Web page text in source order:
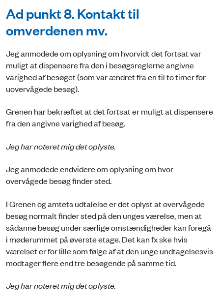
Ad punkt 8. Kontakt til
omverdenen mv.
Jeg anmodede om oplysning om hvorvidt det fortsat var
muligt at dispensere fra den i besøgsreglerne angivne
varighed af besøget (som var ændret fra en til to timer for
uovervågede besøg).
Grenen har bekræftet at det fortsat er muligt at dispensere
fra den angivne varighed af besøg.
Jeg har noteret mig det oplyste.
Jeg anmodede endvidere om oplysning om hvor
overvågede besøg finder sted.
I Grenen og amtets udtalelse er det oplyst at overvågede
besøg normalt finder sted på den unges værelse, men at
sådanne besøg under særlige omstændigheder kan foregå
i møderummet på øverste etage. Det kan fx ske hvis
værelset er for lille som følge af at den unge undtagelsesvis
modtager flere end tre besøgende på samme tid.
Jeg har noteret mig det oplyste.